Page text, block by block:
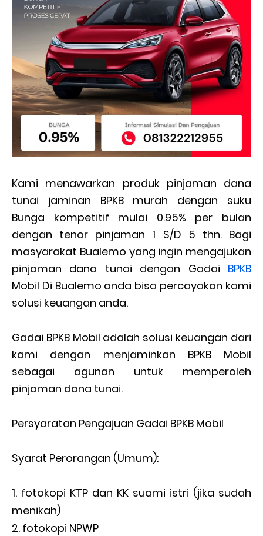
Kami menawarkan produk pinjaman dana
tunai jaminan BPKB murah dengan suku
Bunga kompetitif mulai 0.95% per bulan
dengan tenor pinjaman 1 S/D 5 thn. Bagi
masyarakat Bualemo yang ingin mengajukan
pinjaman dana tunai dengan Gadai BPKB
Mobil Di Bualemo anda bisa percayakan kami
solusi keuangan anda.
Gadai BPKB Mobil adalah solusi keuangan dari
kami dengan menjaminkan BPKB Mobil
sebagai agunan untuk memperoleh
pinjaman dana tunai.
Persyaratan Pengajuan Gadai BPKB Mobil
Syarat Perorangan (Umum):
fotokopi KTP dan KK suami istri (jika sudah
menikah)
fotokopi NPWP